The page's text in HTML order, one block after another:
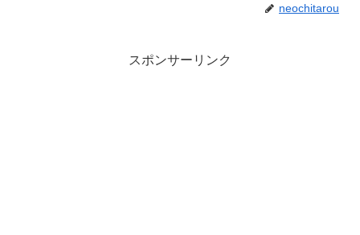
neochitarou
スポンサーリンク